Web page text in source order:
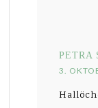
PETRA
3.